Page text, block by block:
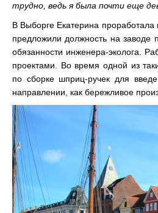
трудно, ведь я была почти еще
В Выборге Екатерина проработала
предложили должность на заводе
обязанности инженера-эколога.
проектами. Во время одной из
по сборке шприц-ручек для
направлении, как бережливое